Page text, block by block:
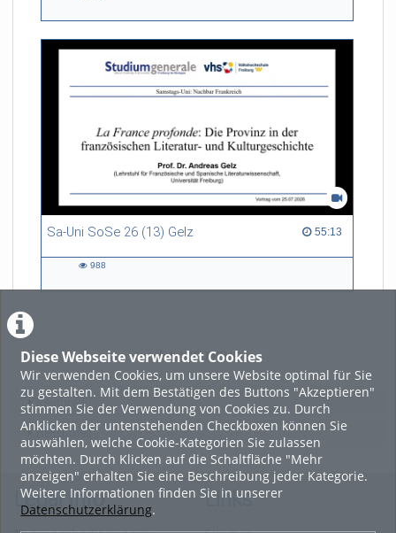
Diese Webseite verwendet Cookies
Wir verwenden Cookies, um unsere Website optimal für Sie
zu gestalten. Mit dem Bestätigen des Buttons "Akzeptieren"
stimmen Sie der Verwendung von Cookies zu. Durch
Anklicken der untenstehenden Checkboxen können Sie
auswählen, welche Cookie-Kategorien Sie zulassen
möchten. Durch Klicken auf die Schaltfläche "Mehr
anzeigen" erhalten Sie eine Beschreibung jeder Kategorie.
Weitere Informationen finden Sie in unserer
Datenschutzerklärung.
Sa-Uni SoSe 26 (13) Gelz 55:13
55:13 duration
988
LADE MEHR
Featured
Beliebtheit
Legal Info Links